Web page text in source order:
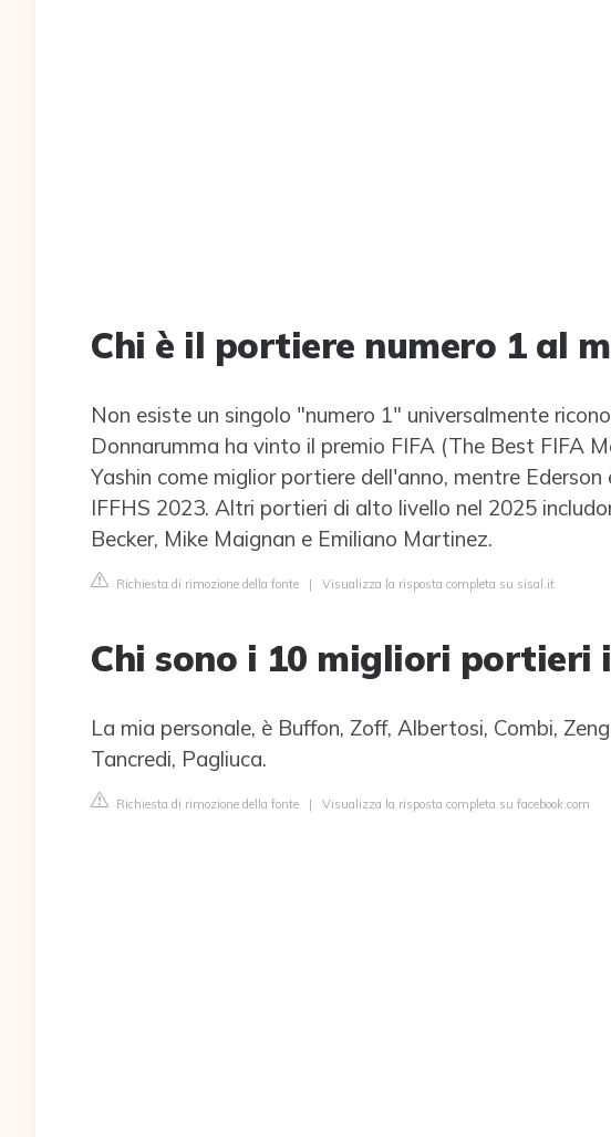
Chi è il portiere numero 1 al
Non esiste un singolo "numero 1" universalmente
Donnarumma ha vinto il premio FIFA (The Best FIFA
Yashin come miglior portiere dell'anno, mentre
IFFHS 2023. Altri portieri di alto livello nel 2025
Becker, Mike Maignan e Emiliano Martinez.
Richiesta di rimozione della fonte | Visualizza la risposta completa su sisal.it
Chi sono i 10 migliori portieri
La mia personale, è Buffon, Zoff, Albertosi, Combi,
Tancredi, Pagliuca.
Richiesta di rimozione della fonte | Visualizza la risposta completa su facebook.com